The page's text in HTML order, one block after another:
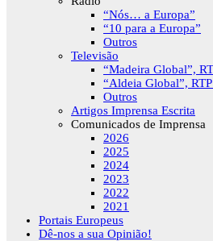
“Nós… a Europa”
“10 para a Europa”
Outros
Televisão
“Madeira Global”,
“Aldeia Global”,
Outros
Artigos Imprensa Escrita
Comunicados de Imprensa
2026
2025
2024
2023
2022
2021
Portais Europeus
Dê-nos a sua Opinião!